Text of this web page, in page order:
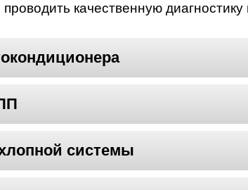
качественную
системы